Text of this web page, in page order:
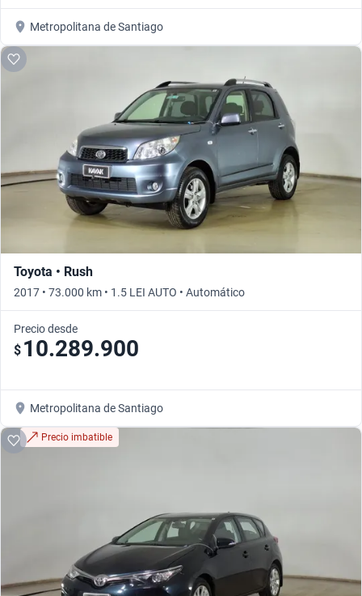
Metropolitana de Santiago
Toyota • Rush
2017 • 73.000 km • 1.5 LEI AUTO • Automático
Precio desde
$ 10.289.900
Metropolitana de Santiago
Precio imbatible